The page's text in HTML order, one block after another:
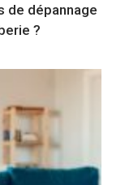
de dépannage
?